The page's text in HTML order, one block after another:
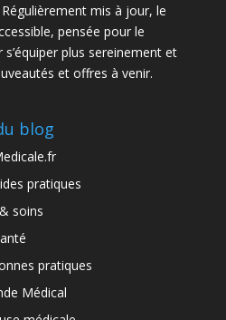
mis à jour, le
pensée pour le
plus sereinement et
et offres à venir.
blog
pratiques
soins
pratiques
Médical